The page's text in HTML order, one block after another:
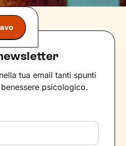
tua email tanti spunti
psicologico.